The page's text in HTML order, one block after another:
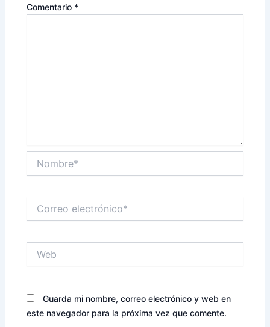
Comentario *
electrónico*
Guarda mi nombre, correo electrónico y web en
este navegador para la próxima vez que comente.